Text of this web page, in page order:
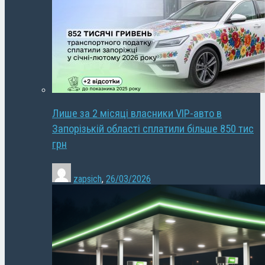
Лише за 2 місяці власники VIP-авто в
Запорізькій області сплатили більше 850 тис
грн
zapsich, 26/03/2026